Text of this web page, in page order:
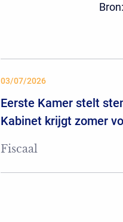
03/07/2026
Eerste Kamer stelt
Kabinet krijgt zomer
Fiscaal